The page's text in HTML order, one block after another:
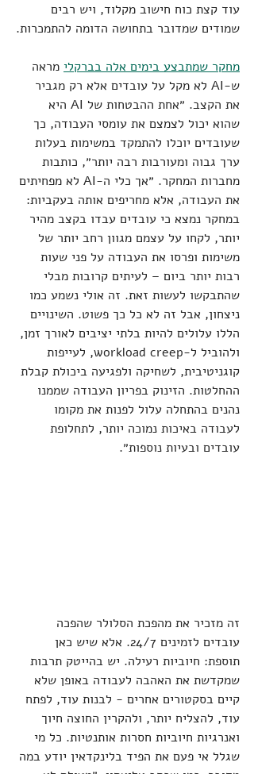
עוד קצת כוח חישוב מקלוד, ויש רבים
שמודים שמדובר בתחושה הדומה להתמכרות.
מחקר שמתבצע בימים אלה בברקלי מראה
ש-AI לא מקל על עובדים אלא רק מגביר
את הקצב. ״אחת ההבטחות של AI היא
שהוא יכול לצמצם את עומסי העבודה, כך
שעובדים יוכלו להתמקד במשימות בעלות
ערך גבוה ומעורבות רבה יותר״, כותבות
מחברות המחקר. ״אך כלי ה-AI לא מפחיתים
את העבודה, אלא מחריפים אותה בעקביות:
במחקר נמצא כי עובדים עבדו בקצב מהיר
יותר, לקחו על עצמם מגוון רחב יותר של
משימות ופרסו את העבודה על פני שעות
רבות יותר ביום – לעיתים קרובות מבלי
שהתבקשו לעשות זאת. זה אולי נשמע כמו
ניצחון, אבל זה לא כל כך פשוט. השינויים
הללו עלולים להיות בלתי יציבים לאורך זמן,
ולהוביל ל-workload creep, לעייפות
קוגניטיבית, לשחיקה ולפגיעה ביכולת קבלת
ההחלטות. הזינוק בפריון העבודה שממנו
נהנים בהתחלה עלול לפנות את מקומו
לעבודה באיכות נמוכה יותר, לתחלופת
עובדים ובעיות נוספות״.
זה מזכיר את מהפכת הסלולר שהפכה
עובדים לזמינים 24/7. אלא שיש כאן
תוספת: חיוביות רעילה. יש בהייטק תרבות
שמקדשת את האהבה לעבודה באופן שלא
קיים בסקטורים אחרים - לבנות עוד, לפתח
עוד, להצליח יותר, ולהקרין החוצה חיוך
ואנרגיות חיוביות חסרות אותנטיות. כל מי
שגלל אי פעם את הפיד בלינקדאין יודע במה